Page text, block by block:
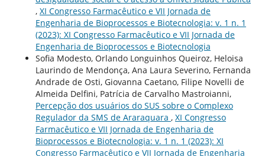
, XI Congresso Farmacêutico e VII Jornada de
Engenharia de Bioprocessos e Biotecnologia: v. 1 n. 1
(2023): XI Congresso Farmacêutico e VII Jornada de
Engenharia de Bioprocessos e Biotecnologia
Sofia Modesto, Orlando Longuinhos Queiroz, Heloisa
Laurindo de Mendonça, Ana Laura Severino, Fernanda
Andrade de Osti, Giovanna Caetano, Filipe Novelli de
Almeida Delfini, Patrícia de Carvalho Mastroianni,
Percepção dos usuários do SUS sobre o Complexo
Regulador da SMS de Araraquara , XI Congresso
Farmacêutico e VII Jornada de Engenharia de
Bioprocessos e Biotecnologia: v. 1 n. 1 (2023): XI
Congresso Farmacêutico e VII Jornada de Engenharia